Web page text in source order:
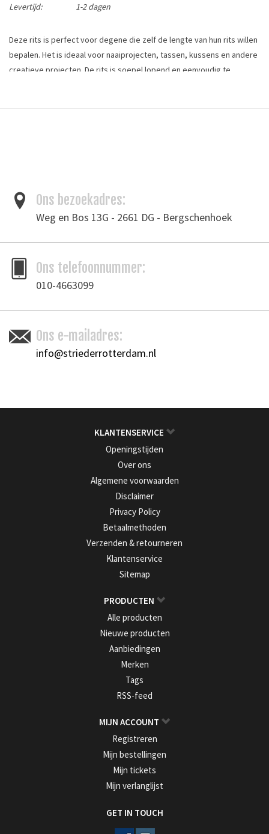
Levertijd:
1-2 dagen
Deze rits is perfect voor degene die zelf de lengte van hun rits willen
bepalen. Het is ideaal voor naaiprojecten, tassen, kussens en andere
creatieve projecten. De rits is soepel lopend en eenvoudig te
Bandbreedte: 33 mm
Tags
Ritsen/ Trekkers
Ons bezoekadres:
Weg en Bos 13G - 2661 DG - Bergschenhoek
Ons telefoonnummer:
010-4663099
Ons e-mailadres:
info@striederrotterdam.nl
KLANTENSERVICE
Openingstijden
Over ons
Algemene voorwaarden
Disclaimer
Privacy Policy
Betaalmethoden
Verzenden & retourneren
Klantenservice
Sitemap
PRODUCTEN
Alle producten
Nieuwe producten
Aanbiedingen
Merken
Tags
RSS-feed
MIJN ACCOUNT
Registreren
Mijn bestellingen
Mijn tickets
Mijn verlanglijst
GET IN TOUCH